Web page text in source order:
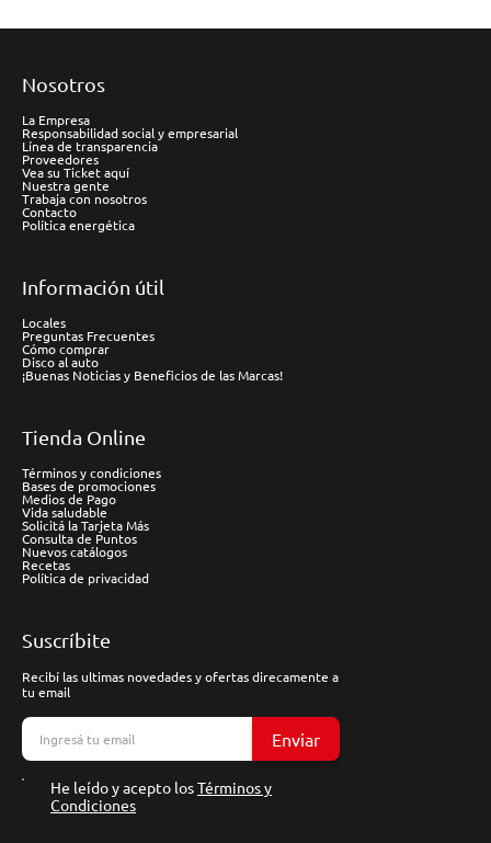
Nosotros
La Empresa
Responsabilidad social y empresarial
Línea de transparencia
Proveedores
Vea su Ticket aquí
Nuestra gente
Trabaja con nosotros
Contacto
Política energética
Información útil
Locales
Preguntas Frecuentes
Cómo comprar
Disco al auto
¡Buenas Noticias y Beneficios de las Marcas!
Tienda Online
Términos y condiciones
Bases de promociones
Medios de Pago
Vida saludable
Solicitá la Tarjeta Más
Consulta de Puntos
Nuevos catálogos
Recetas
Política de privacidad
Suscríbite
Recibí las ultimas novedades y ofertas direcamente a
tu email
Enviar
He leído y acepto losTérminos y
Condiciones